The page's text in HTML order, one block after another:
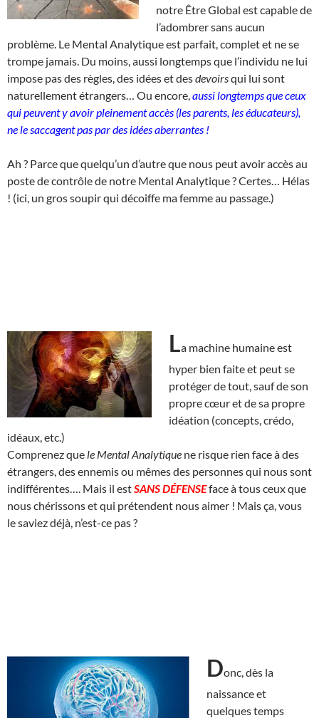
notre Être Global est capable de
l’adombrer sans aucun
problème. Le Mental Analytique est parfait, complet et ne se
trompe jamais. Du moins, aussi longtemps que l’individu ne lui
impose pas des règles, des idées et desdevoirsqui lui sont
naturellement étrangers… Ou encore, aussi longtemps que ceux
qui peuvent y avoir pleinement accès (les parents, les éducateurs),
ne le saccagent pas par des idées aberrantes !
Ah ? Parce que quelqu’un d’autre que nous peut avoir accès au
poste de contrôle de notre Mental Analytique ? Certes… Hélas
! (ici, un gros soupir qui décoiffe ma femme au passage.)
La machine humaine est
hyper bien faite et peut se
protéger de tout, sauf de son
propre cœur et de sa propre
idéation (concepts, crédo,
idéaux, etc.)
Comprenez que le Mental Analytique ne risque rien face à des
étrangers, des ennemis ou mêmes des personnes qui nous sont
indifférentes…. Mais il estSANS DÉFENSEface à tous ceux que
nous chérissons et qui prétendent nous aimer ! Mais ça, vous
le saviez déjà, n’est-ce pas ?
Donc, dès la
naissance et
quelques temps